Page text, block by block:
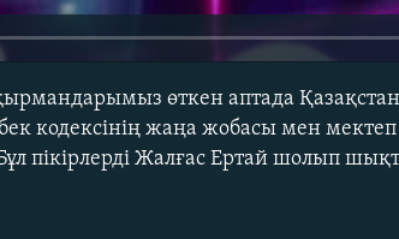
өткен аптада
кодексінің жаңа жобасы мен мектеп
пікірлерді Жалғас Ертай шолып